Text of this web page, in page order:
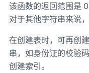
该函数的返回范围是
对于其他字符串来说
在创建表时，可再创
串，如身份证的校验
创建索引。